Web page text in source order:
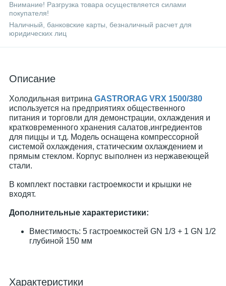
Внимание! Разгрузка товара осуществляется силами
покупателя!
Наличный, банковские карты, безналичный расчет для
юридических лиц
Описание
Холодильная витрина GASTRORAG VRX 1500/380
используется на предприятиях общественного
питания и торговли для демонстрации, охлаждения и
кратковременного хранения салатов,ингредиентов
для пиццы и т.д. Модель оснащена компрессорной
системой охлаждения, статическим охлаждением и
прямым стеклом. Корпус выполнен из нержавеющей
стали.
В комплект поставки гастроемкости и крышки не
входят.
Дополнительные характеристики:
Вместимость: 5 гастроемкостей GN 1/3 + 1 GN 1/2
глубиной 150 мм
Характеристики